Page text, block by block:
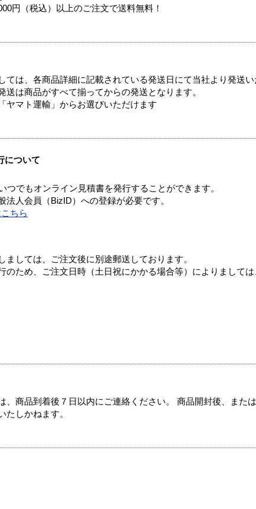
円（税込）以上のご注文で送料無料！
ては、各商品詳細に記載されている発送日にて当社より発送い
送は商品がすべて揃ってからの発送となります。
ヤマト運輸」からお選びいただけます
について
つでもオンライン見積書を発行することができます。
人会員（BizID）への登録が必要です。
ちら
ましては、ご注文後に別途郵送しております。
のため、ご注文日時（土日祝にかかる場合等）によりまして
、商品到着後７日以内にご連絡ください。 商品開封後、また
たしかねます。